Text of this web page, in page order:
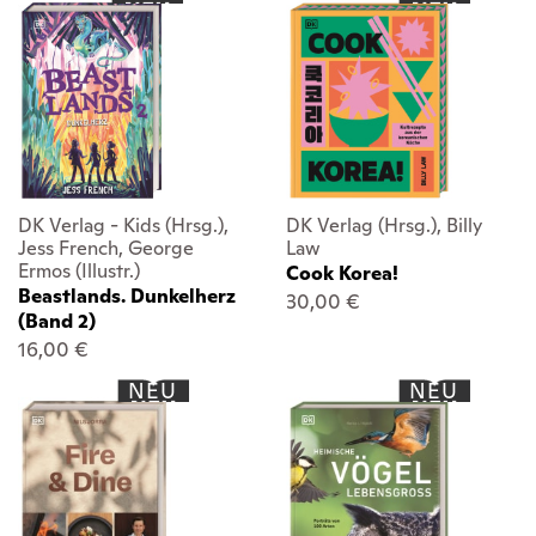
DK Verlag - Kids (Hrsg.),
Jess French, George
Ermos (Illustr.)
Beastlands. Dunkelherz
(Band 2)
16,00 €
DK Verlag (Hrsg.), Billy
Law
Cook Korea!
30,00 €
NEU NEU